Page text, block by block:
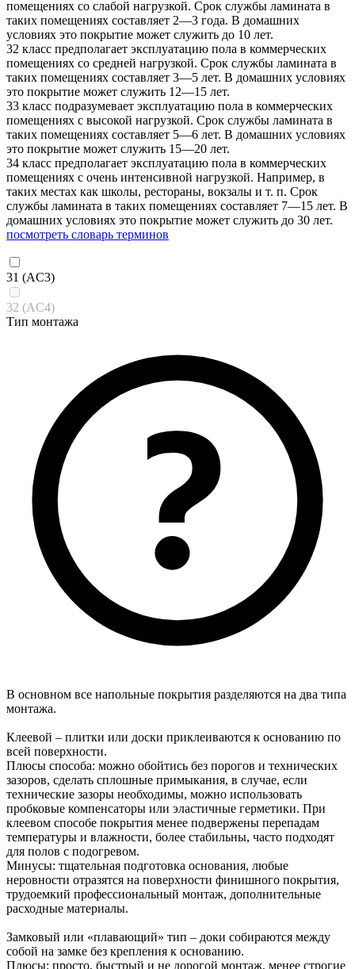
помещениях со слабой нагрузкой. Срок службы ламината в
таких помещениях составляет 2—3 года. В домашних
условиях это покрытие может служить до 10 лет.
32 класс предполагает эксплуатацию пола в коммерческих
помещениях со средней нагрузкой. Срок службы ламината в
таких помещениях составляет 3—5 лет. В домашних условиях
это покрытие может служить 12—15 лет.
33 класс подразумевает эксплуатацию пола в коммерческих
помещениях с высокой нагрузкой. Срок службы ламината в
таких помещениях составляет 5—6 лет. В домашних условиях
это покрытие может служить 15—20 лет.
34 класс предполагает эксплуатацию пола в коммерческих
помещениях с очень интенсивной нагрузкой. Например, в
таких местах как школы, рестораны, вокзалы и т. п. Срок
службы ламината в таких помещениях составляет 7—15 лет. В
домашних условиях это покрытие может служить до 30 лет.
посмотреть словарь терминов
31 (AC3)
32 (AC4)
Тип монтажа
В основном все напольные покрытия разделяются на два типа
монтажа.
Клеевой – плитки или доски приклеиваются к основанию по
всей поверхности.
Плюсы способа: можно обойтись без порогов и технических
зазоров, сделать сплошные примыкания, в случае, если
технические зазоры необходимы, можно использовать
пробковые компенсаторы или эластичные герметики. При
клеевом способе покрытия менее подвержены перепадам
температуры и влажности, более стабильны, часто подходят
для полов с подогревом.
Минусы: тщательная подготовка основания, любые
неровности отразятся на поверхности финишного покрытия,
трудоемкий профессиональный монтаж, дополнительные
расходные материалы.
Замковый или «плавающий» тип – доки собираются между
собой на замке без крепления к основанию.
Плюсы: просто, быстрый и не дорогой монтаж, менее строгие